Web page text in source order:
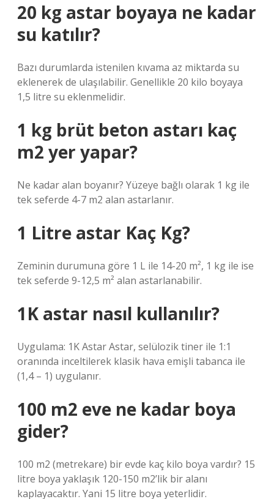
20 kg astar boyaya ne kadar
su katılır?
Bazı durumlarda istenilen kıvama az miktarda su
eklenerek de ulaşılabilir. Genellikle 20 kilo boyaya
1,5 litre su eklenmelidir.
1 kg brüt beton astarı kaç
m2 yer yapar?
Ne kadar alan boyanır? Yüzeye bağlı olarak 1 kg ile
tek seferde 4-7 m2 alan astarlanır.
1 Litre astar Kaç Kg?
Zeminin durumuna göre 1 L ile 14-20 m², 1 kg ile ise
tek seferde 9-12,5 m² alan astarlanabilir.
1K astar nasıl kullanılır?
Uygulama: 1K Astar Astar, selülozik tiner ile 1:1
oranında inceltilerek klasik hava emişli tabanca ile
(1,4 – 1) uygulanır.
100 m2 eve ne kadar boya
gider?
100 m2 (metrekare) bir evde kaç kilo boya vardır? 15
litre boya yaklaşık 120-150 m2’lik bir alanı
kaplayacaktır. Yani 15 litre boya yeterlidir.